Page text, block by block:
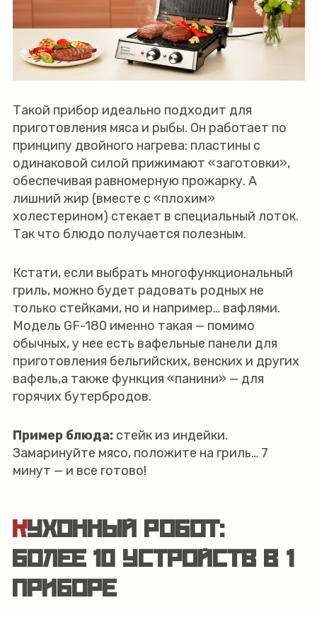
Такой прибор идеально подходит для
приготовления мяса и рыбы. Он работает по
принципу двойного нагрева: пластины с
одинаковой силой прижимают «заготовки»,
обеспечивая равномерную прожарку. А
лишний жир (вместе с «плохим»
холестерином) стекает в специальный лоток.
Так что блюдо получается полезным.
Кстати, если выбрать многофункциональный
гриль, можно будет радовать родных не
только стейками, но и например… вафлями.
Модель GF-180 именно такая — помимо
обычных, у нее есть вафельные панели для
приготовления бельгийских, венских и других
вафель,а также функция «панини» — для
горячих бутербродов.
Пример блюда:стейк из индейки.
Замаринуйте мясо, положите на гриль… 7
минут — и все готово!
КУХОННЫЙ РОБОТ:
БОЛЕЕ 10 УСТРОЙСТВ В 1
ПРИБОРЕ